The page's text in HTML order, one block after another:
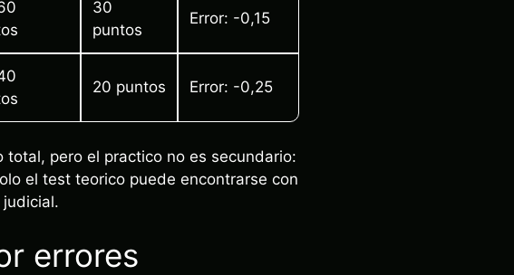
30
puntos
Error: -0,15
20 puntos Error: -0,25
pero el practico no es secundario:
el test teorico puede encontrarse con
errores